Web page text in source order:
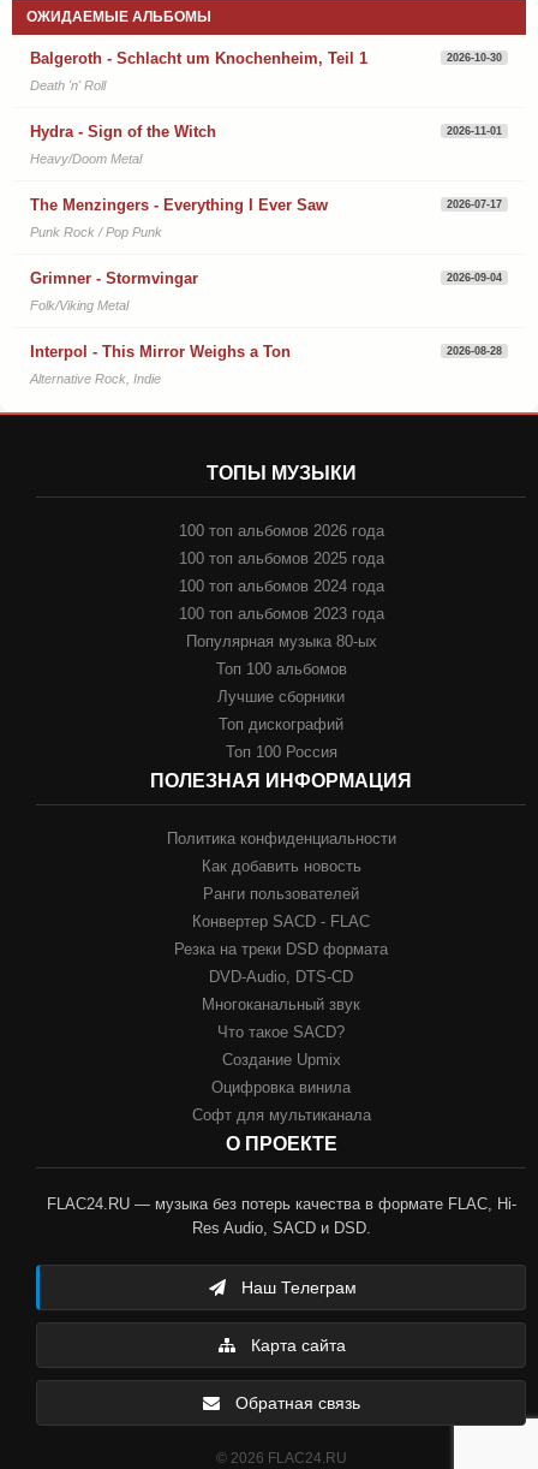
ОЖИДАЕМЫЕ АЛЬБОМЫ
Balgeroth - Schlacht um Knochenheim, Teil 1 2026-10-30
Death 'n' Roll
Hydra - Sign of the Witch 2026-11-01
Heavy/Doom Metal
The Menzingers - Everything I Ever Saw 2026-07-17
Punk Rock / Pop Punk
Grimner - Stormvingar 2026-09-04
Folk/Viking Metal
Interpol - This Mirror Weighs a Ton 2026-08-28
Alternative Rock, Indie
ТОПЫ МУЗЫКИ
100 топ альбомов 2026 года
100 топ альбомов 2025 года
100 топ альбомов 2024 года
100 топ альбомов 2023 года
Популярная музыка 80-ых
Топ 100 альбомов
Лучшие сборники
Топ дискографий
Топ 100 Россия
ПОЛЕЗНАЯ ИНФОРМАЦИЯ
Политика конфиденциальности
Как добавить новость
Ранги пользователей
Конвертер SACD - FLAC
Резка на треки DSD формата
DVD-Audio, DTS-CD
Многоканальный звук
Что такое SACD?
Создание Upmix
Оцифровка винила
Софт для мультиканала
О ПРОЕКТЕ
FLAC24.RU — музыка без потерь качества в формате FLAC, Hi-
Res Audio, SACD и DSD.
Наш Телеграм
Карта сайта
Обратная связь
© 2026 FLAC24.RU